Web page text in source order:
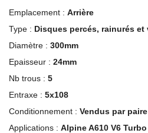
Emplacement : Arrière
Type : Disques percés, rainurés et
Diamètre : 300mm
Epaisseur : 24mm
Nb trous : 5
Entraxe : 5x108
Conditionnement : Vendus par paire
Applications : Alpine A610 V6 Turbo